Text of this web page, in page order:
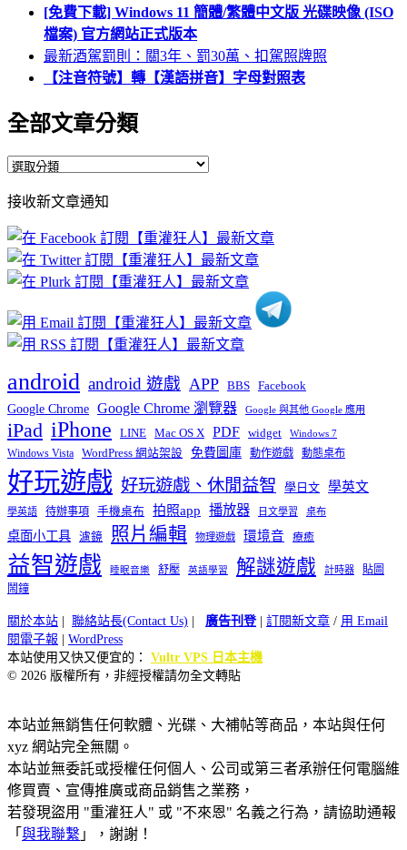
[免費下載] Windows 11 簡體/繁體中文版 光碟映像 (ISO
檔案) 官方網站正式版本
最新酒駕罰則：關3年、罰30萬、扣駕照牌照
【注音符號】轉【漢語拼音】字母對照表
全部文章分類
全
文
章
分
類
接收新文章通知
android android 遊戲 APP BBS Facebook
Google Chrome Google Chrome 瀏覽器 Google 與其他 Google 應用
iPad iPhone LINE Mac OS X PDF widget Windows 7
Windows Vista WordPress 網站架設 免費圖庫 動作遊戲 動態桌布
好玩遊戲 好玩遊戲、休閒益智 學日文 學英文
學英語 待辦事項 手機桌布 拍照app 播放器 日文學習 桌布
桌面小工具 濾鏡 照片編輯 物理遊戲 環境音 療癒
益智遊戲 睡眠音樂 舒壓 英語學習 解謎遊戲 計時器
貼圖
鬧鐘
關於本站 聯絡站長(Contact Us) 廣告刊登| 訂閱新文章 / 用 Email
閱電子報
WordPress
本站使用又快又便宜的： Vultr VPS 日本主機
© 2026 版權所有，非經授權請勿全文轉貼
本站並無銷售任何軟體、光碟、大補帖等商品，本站與任何
xyz 網站完全無關。
本站並無委託或授權任何個人、公司或第三者承辦任何電腦維
修買賣、宣傳推廣或商品銷售之業務，
若發現盜用 "重灌狂人" 或 "不來恩" 名義之行為，請協助通報
「 與我聯繫 」，謝謝！